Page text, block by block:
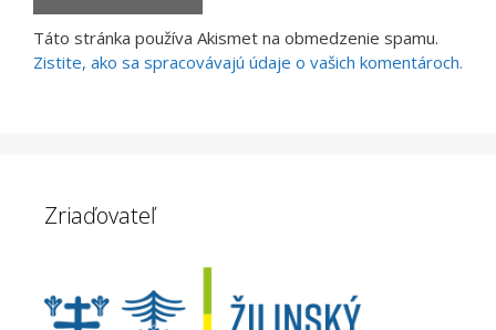
Táto stránka používa Akismet na obmedzenie spamu.
Zistite, ako sa spracovávajú údaje o vašich komentároch.
Zriaďovateľ